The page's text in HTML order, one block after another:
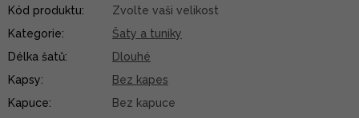
Kód produktu:
Zvolte vaši velikost
Kategorie:
Šaty a tuniky
Délka šatů:
Dlouhé
Kapsy:
Bez kapes
Kapuce:
Bez kapuce